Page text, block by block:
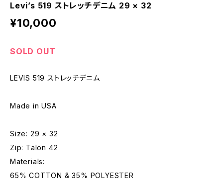
Levi’s 519 ストレッチデニム 29 × 32
¥10,000
SOLD OUT
LEVIS 519 ストレッチデニム
Made in USA
Size: 29 × 32
Zip: Talon 42
Materials:
65% COTTON & 35% POLYESTER